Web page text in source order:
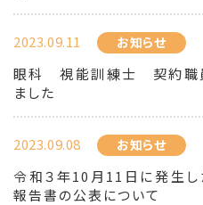
2023.09.11 お知らせ
眼科 視能訓練士 契約職員
ました
2023.09.08 お知らせ
令和３年10月11日に発生
報告書の公表について